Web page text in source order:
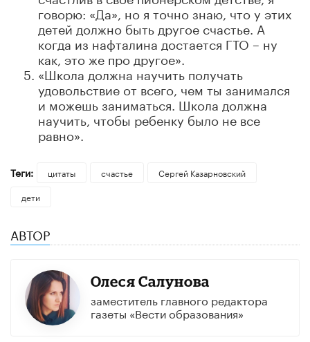
говорю: «Да», но я точно знаю, что у этих
детей должно быть другое счастье. А
когда из нафталина достается ГТО – ну
как, это же про другое».
«Школа должна научить получать
удовольствие от всего, чем ты занимался
и можешь заниматься. Школа должна
научить, чтобы ребенку было не все
равно».
Теги: цитаты счастье
Сергей Казарновский
дети
АВТОР
Олеся Салунова
заместитель главного редактора
газеты «Вести образования»